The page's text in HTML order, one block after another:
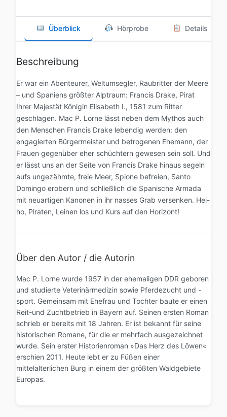
Überblick Hörprobe Details
Beschreibung
Er war ein Abenteurer, Weltumsegler, Raubritter der Meere
– und Spaniens größter Alptraum: Francis Drake, Pirat
Ihrer Majestät Königin Elisabeth I., 1581 zum Ritter
geschlagen. Mac P. Lorne lässt neben dem Mythos auch
den Menschen Francis Drake lebendig werden: den
engagierten Bürgermeister und betrogenen Ehemann, der
Frauen gegenüber eher schüchtern gewesen sein soll. Und
er lässt uns an der Seite von Francis Drake hinaus segeln
aufs ungezähmte, freie Meer, Spione befreien, Santo
Domingo erobern und schließlich die Spanische Armada
mit neuartigen Kanonen in ihr nasses Grab versenken. Hei-
ho, Piraten, Leinen los und Kurs auf den Horizont!
Über den Autor / die Autorin
Mac P. Lorne wurde 1957 in der ehemaligen DDR geboren
und studierte Veterinärmedizin sowie Pferdezucht und -
sport. Gemeinsam mit Ehefrau und Tochter baute er einen
Reit-und Zuchtbetrieb in Bayern auf. Seinen ersten Roman
schrieb er bereits mit 18 Jahren. Er ist bekannt für seine
historischen Romane, für die er mehrfach ausgezeichnet
wurde. Sein erster Historienroman »Das Herz des Löwen«
erschien 2011. Heute lebt er zu Füßen einer
mittelalterlichen Burg in einem der größten Waldgebiete
Europas.